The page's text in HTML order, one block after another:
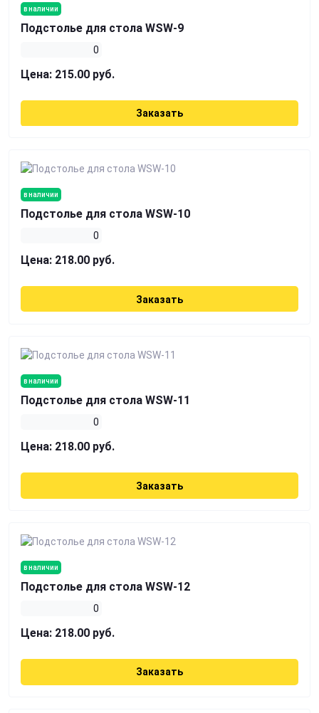
в наличии
Подстолье для стола WSW-9
0
Цена: 215.00 руб.
Заказать
в наличии
Подстолье для стола WSW-10
0
Цена: 218.00 руб.
Заказать
в наличии
Подстолье для стола WSW-11
0
Цена: 218.00 руб.
Заказать
в наличии
Подстолье для стола WSW-12
0
Цена: 218.00 руб.
Заказать